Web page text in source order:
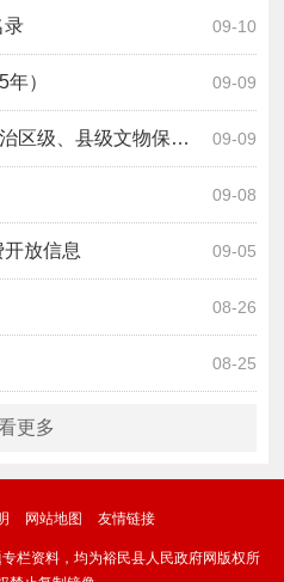
09-10
录
09-09
）
09-09
级文物保护单位分布情况
09-08
09-05
放信息
08-26
08-25
更多
网站地图 友情链接
栏资料，均为裕民县人民政府网版权所